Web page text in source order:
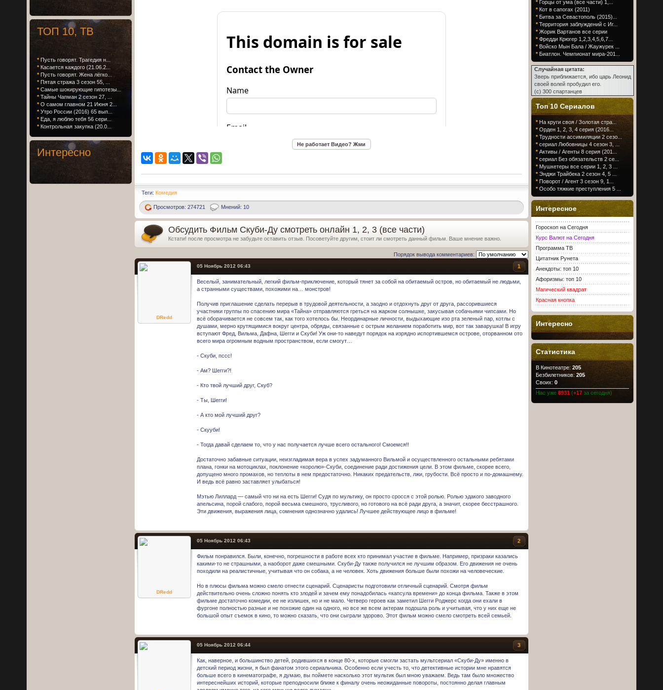
Теги: Комедия
Просмотров: 274721 Мнений: 10
Обсудить Фильм Скуби-Ду смотреть онлайн 1, 2, 3 (все части)
Кстати! после просмотра не забудьте оставить отзыв. Посоветуйте другим, стоит ли смотреть данный фильм. Ваше мнение важно.
Порядок вывода комментариев:
05 Ноябрь 2012 06:43 1
DRedd
Веселый, занимательный, легкий фильм-приключение, который тянет за собой на обитаемый остров, но обитаемый не людьми,
а странными существами, похожими на… монстров!
Получив приглашение сделать перерыв в трудовой деятельности, а заодно и отдохнуть друг от друга, рассорившиеся
участники группы по спасению мира «Тайна» отправляются греться на жарком солнышке, закусывая собачьими чипсами. Но
всё оборачивается не совсем так, как того хотелось бы. Неординарные личности, выдыхающие изо рта зеленый пар, котлы с
душами, мерно крутящимися вокруг центра, обряды, связанные с острым желанием поработить мир, вот так заварушка! В игру
вступают Фред, Вильма, Дафна, Шегги и Скуби! Уж они-то наведут порядок на изрядно испортившемся острове, оторванном ото
всего мира огромным водным пространством, если смогут…
- Скуби, пссс!
- Ам? Шегги?!
- Кто твой лучший друг, Скуб?
- Ты, Шегги!
- А кто мой лучший друг?
- Скууби!
- Тогда давай сделаем то, что у нас получается лучше всего остального! Смоемся!!
Достаточно забавные ситуации, неизгладимая вера в успех задуманного Вильмой и осуществленного остальными ребятами
плана, гонки на мотоциклах, поклонение «королю»-Скуби, соединение ради достижения цели. В этом фильме, скорее всего,
допущено много промахов, но теплоты в нем предостаточно. Никаких предательств, лжи, грубости. Всё просто и по-домашнему.
И ведь всё равно заставляет улыбаться!
Мэтью Лиллард — самый что ни на есть Шегги! Судя по мультику, он просто сросся с этой ролью. Ролью эдакого заводного
апельсина, порой слабого, порой весьма смешного, трусливого, но готового на всё ради друга, а значит, скорее бесстрашного.
Эти движения, выражения лица, сомнения однозначно удались! Лучшее действующее лицо в фильме!
05 Ноябрь 2012 06:43 2
DRedd
Фильм понравился. Были, конечно, погрешности в работе всех кто принимал участие в фильме. Например, призраки казались
какими-то не страшными, а наоборот даже смешными. Скуби-Ду также получился не лучшим образом. Его движения не очень
походили на реалистичные, учитывая что он собака, а не человек. Хоть движения больше были похожи на человеческие.
Но в плюсы фильма можно смело отнести сценарий. Сценаристы подготовили отличный сценарий. Смотря фильм
действительно очень сложно понять кто злодей и зачем ему понадобилась «капсула времени» до конца фильма. Также в этом
фильме достаточно комедии, ее не излишек, но и не мало. Четверо героев как заметил Шегги Роджерс когда они ехали в
фургоне полностью разные и не похожие один на одного, но все же всем актерам подошла роль и учитывая, что у них еще не
большой опыт съемок в кино, то можно сказать, что они сыграли здорово. Этот фильм можно смело смотреть всей семьей.
05 Ноябрь 2012 06:44 3
Как, наверное, и большинство детей, родившихся в конце 80-х, которые смогли застать мультсериал «Скуби-Ду» именно в
детский период жизни, я был фанатом этого сериальчика. Особенно если учесть то, что детективные истории мне нравятся
больше всего в кинематографе, я думаю, вы поймете насколько этот мультик был мною уважаем. Ведь там было множество
интереснейших историй, которые преподносили ближе к финалу очень неожиданные повороты, постоянно делая главным
* Горцы от ума (все части) 1,...
* Кот в сапогах (2011)
* Битва за Севастополь (2015)...
* Территория заблуждений с Иг...
* Жорик Вартанов все серии
* Фредди Крюгер 1,2,3,4,5,6,7...
* Войско Мын Бала / Жаужүрек ...
* Биатлон. Чемпионат мира-201...
Случайная цитата:
Зверь приближается, ибо царь Леонид
своей волей пробудил его.
(c) 300 спартанцев
Топ 10 Сериалов
* На круги своя / Золотая стра...
* Орден 1, 2, 3, 4 серия (2016...
* Трудности ассимиляции 2 сезо...
* сериал Любовницы 4 сезон 3, ...
* Активы / Агенты 8 серия (201...
* сериал Без обязательств 2 се...
* Мушкетеры все серии 1, 2, 3 ...
* Энджи Трайбека 2 сезон 4, 5 ...
* Поворот / Агент 3 сезон 9, 1...
* Особо тяжкие преступления 5 ...
Интересное
Гороскоп на Сегодня
Курс Валют на Сегодня
Программа ТВ
Цитатник Рунета
Анекдоты: топ 10
Афоризмы: топ 10
Магический квадрат
Красная кнопка
Интересно
Статистика
В Кинотеатре:205
Безбилетников:205
Своих:0
Нас уже8931 (+17 за сегодня)
ТОП 10, ТВ
* Пусть говорят. Трагедия н...
* Касается каждого (21.06.2...
* Пусть говорят. Жена лёгко...
* Пятая стража 3 сезон 55, ...
* Самые шокирующие гипотезы...
* Тайны Чапман 2 сезон 27, ...
* О самом главном 21 Июня 2...
* Утро России (2016) 65 вып...
* Еда, я люблю тебя 56 сери...
* Контрольная закупка (20.0...
Интересно